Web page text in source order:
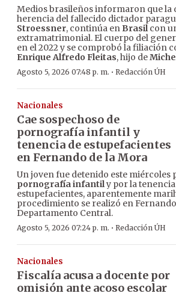
Medios brasileños informaron que la
herencia del fallecido dictador
Stroessner, continúa en Brasilcon
extramatrimonial. El cuerpo del
en el 2022 y se comprobó la filiación
Enrique Alfredo Fleitas, hijo de
Agosto 5, 2026 07:48 p. m. · Redacción ÚH
Nacionales
Cae sospechoso de
pornografía infantil y
tenencia de estupefacientes
en Fernando de la Mora
Un joven fue detenido este miércoles
pornografía infantily por la
estupefacientes, aparentemente
procedimiento se realizó en
Departamento Central.
Agosto 5, 2026 07:24 p. m. · Redacción ÚH
Nacionales
Fiscalía acusa a docente por
omisión ante acoso escolar